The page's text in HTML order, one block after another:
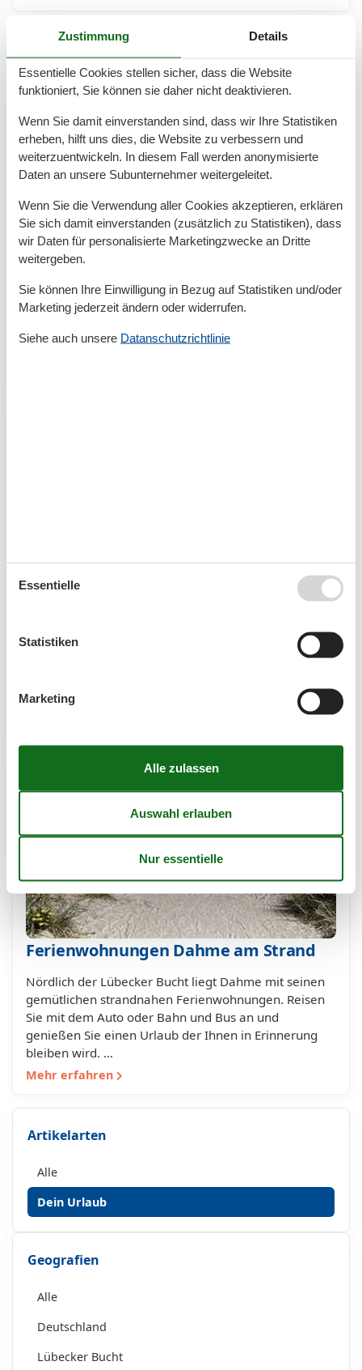
Ferienwohnungen Dahme mit
Meerblick
Ostseebad Dahme bietet Gästen Erholung pur, aber
auch aufregendes Ostseevergnügen. Daher lassen
feinen Sandstränden…
Ferienwohnungen Dahme mit Hund
Ferienwohnung in Dahme mit Hund Mit seiner tollen
Lage in der Lübecker Bucht, direkt am Meer, ist
Urlaub…
Ferienwohnungen Dahme am Strand
Nördlich der Lübecker Bucht liegt Dahme mit seinen
gemütlichen strandnahen Ferienwohnungen. Reisen
Sie mit dem Auto oder Bahn und Bus an und
genießen Sie einen Urlaub der Ihnen in Erinnerung
bleiben wird. …
Mehr erfahren
Artikelarten
Alle
Dein Urlaub
Geografien
Alle
Deutschland
Lübecker Bucht
Zustimmung Details
Essentielle Cookies stellen sicher, dass die Website
funktioniert, Sie können sie daher nicht deaktivieren.
Wenn Sie damit einverstanden sind, dass wir Ihre Statistiken
erheben, hilft uns dies, die Website zu verbessern und
weiterzuentwickeln. In diesem Fall werden anonymisierte
Daten an unsere Subunternehmer weitergeleitet.
Wenn Sie die Verwendung aller Cookies akzeptieren, erklären
Sie sich damit einverstanden (zusätzlich zu Statistiken), dass
wir Daten für personalisierte Marketingzwecke an Dritte
weitergeben.
Sie können Ihre Einwilligung in Bezug auf Statistiken und/oder
Marketing jederzeit ändern oder widerrufen.
Siehe auch unsere Datanschutzrichtlinie
Essentielle
Statistiken
Marketing